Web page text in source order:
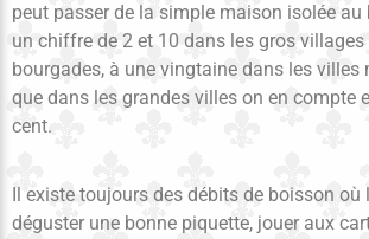
peut passer de la simple maison isolée au
un chiffre de 2 et 10 dans les gros
bourgades, à une vingtaine dans les villes
que dans les grandes villes on en compte
cent.
Il existe toujours des débits de boisson où
déguster une bonne piquette, jouer aux